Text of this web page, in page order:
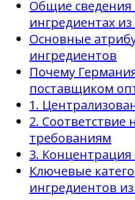
Общие сведения
ингредиентах
Основные
ингредиентов
Почему
поставщиком
1.
2.
требованиям
3.
Ключевые
ингредиентов